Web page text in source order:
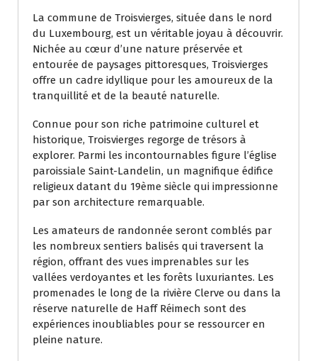
La commune de Troisvierges, située dans le nord
du Luxembourg, est un véritable joyau à découvrir.
Nichée au cœur d’une nature préservée et
entourée de paysages pittoresques, Troisvierges
offre un cadre idyllique pour les amoureux de la
tranquillité et de la beauté naturelle.
Connue pour son riche patrimoine culturel et
historique, Troisvierges regorge de trésors à
explorer. Parmi les incontournables figure l’église
paroissiale Saint-Landelin, un magnifique édifice
religieux datant du 19ème siècle qui impressionne
par son architecture remarquable.
Les amateurs de randonnée seront comblés par
les nombreux sentiers balisés qui traversent la
région, offrant des vues imprenables sur les
vallées verdoyantes et les forêts luxuriantes. Les
promenades le long de la rivière Clerve ou dans la
réserve naturelle de Haff Réimech sont des
expériences inoubliables pour se ressourcer en
pleine nature.